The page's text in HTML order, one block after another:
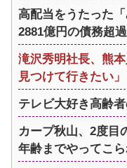
高配当をうたった
2881億円の債務超過
滝沢秀明社長、熊
見つけて行きたい」
テレビ大好き高齢
カープ秋山、2度目
年齢までやってこ